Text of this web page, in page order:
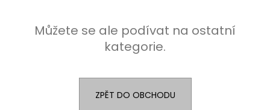
Můžete se ale podívat na ostatní
kategorie.
ZPĚT DO OBCHODU